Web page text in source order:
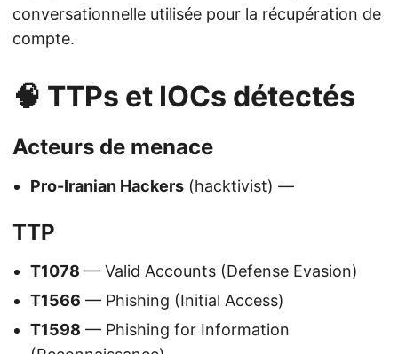
conversationnelle utilisée pour la récupération de
compte.
🧠 TTPs et IOCs détectés
Acteurs de menace
Pro-Iranian Hackers (hacktivist) —
TTP
T1078 — Valid Accounts (Defense Evasion)
T1566 — Phishing (Initial Access)
T1598 — Phishing for Information